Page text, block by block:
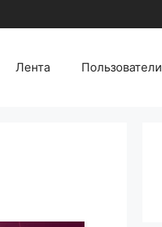
Лента Пользователи